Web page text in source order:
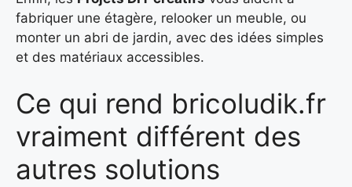
fabriquer une étagère, relooker un meuble, ou
monter un abri de jardin, avec des idées simples
et des matériaux accessibles.
Ce qui rend bricoludik.fr
vraiment différent des
autres solutions